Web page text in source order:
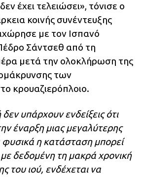
έχει τελειώσει», τόνισε ο
κοινής συνέντευξης
με τον Ισπανό
Σάντσεθ από τη
μετά την ολοκλήρωση της
των
κρουαζιερόπλοιο.
υπάρχουν ενδείξεις ότι
έναρξη μιας μεγαλύτερης
φυσικά η κατάσταση μπορεί
με δεδομένη τη μακρά χρονική
του ιού, ενδέχεται να